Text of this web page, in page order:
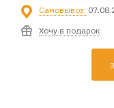
Самовывоз:
Хочу в подарок